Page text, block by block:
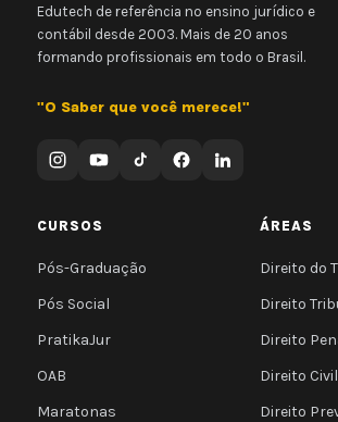
Edutech de referência no ensino jurídico e
contábil desde 2003. Mais de 20 anos
formando profissionais em todo o Brasil.
"O Saber que você merece!"
CURSOS
Pós-Graduação
Pós Social
PratikaJur
OAB
Maratonas
ÁREAS
Direito do
Direito
Direito
Direito Civil
Direito